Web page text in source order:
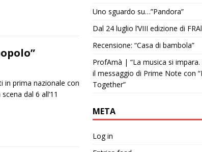
in prima nazionale con
dal 6 all’11
Uno sguardo su…”Pandora”
Dal 24 luglio l’VIII edizione di
Recensione: “Casa di bambola”
ProfAmà | “La musica si impara.
il messaggio di Prime Note con
Together”
META
Log in